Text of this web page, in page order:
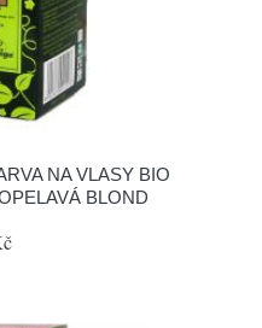
NA VLASY BIO
BLOND